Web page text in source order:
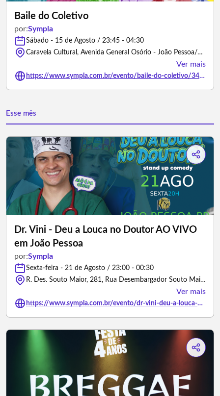
Baile do Coletivo
por:Sympla
Sábado - 15 de Agosto / 23:45 - 04:30
Caravela Cultural, Avenida General Osório - João Pessoa/Paraíba
Ver mais
https://www.sympla.com.br/evento/baile-do-coletivo/3493016
Esse mês
Dr. Vini - Deu a Louca no Doutor AO VIVO
em João Pessoa
por:Sympla
Sexta-feira - 21 de Agosto / 23:00 - 00:30
R. Des. Souto Maior, 281, Rua Desembargador Souto Maior - João Pessoa/Paraíba
Ver mais
https://www.sympla.com.br/evento/dr-vini-deu-a-louca-no-doutor-ao-vivo-em-joao-pessoa/3344143